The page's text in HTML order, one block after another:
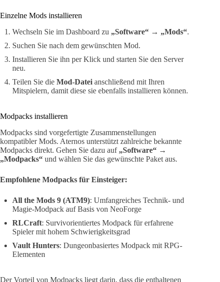
Einzelne Mods installieren
Wechseln Sie im Dashboard zu „Software“ → „Mods“.
Suchen Sie nach dem gewünschten Mod.
Installieren Sie ihn per Klick und starten Sie den Server
neu.
Teilen Sie die Mod-Datei anschließend mit Ihren
Mitspielern, damit diese sie ebenfalls installieren können.
Modpacks installieren
Modpacks sind vorgefertigte Zusammenstellungen
kompatibler Mods. Aternos unterstützt zahlreiche bekannte
Modpacks direkt. Gehen Sie dazu auf „Software“ →
„Modpacks“ und wählen Sie das gewünschte Paket aus.
Empfohlene Modpacks für Einsteiger:
All the Mods 9 (ATM9): Umfangreiches Technik- und
Magie-Modpack auf Basis von NeoForge
RLCraft: Survivorientiertes Modpack für erfahrene
Spieler mit hohem Schwierigkeitsgrad
Vault Hunters: Dungeonbasiertes Modpack mit RPG-
Elementen
Der Vorteil von Modpacks liegt darin, dass die enthaltenen